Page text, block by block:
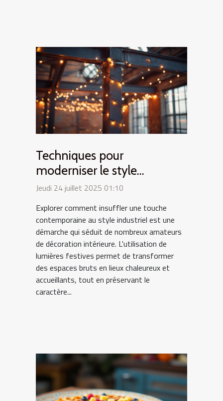
Techniques pour
moderniser le style
industriel avec des lumières
Jeudi 24 juillet 2025 01:10
Explorer comment insuffler une touche
contemporaine au style industriel est une
démarche qui séduit de nombreux amateurs
de décoration intérieure. L'utilisation de
lumières festives permet de transformer
des espaces bruts en lieux chaleureux et
accueillants, tout en préservant le
caractère...